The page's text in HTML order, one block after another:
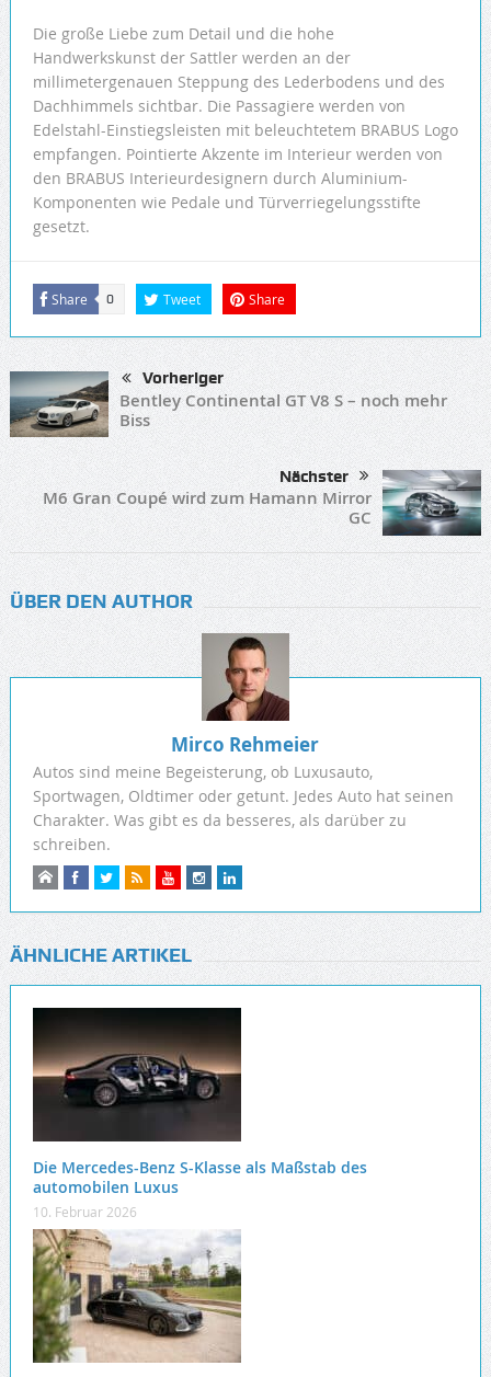
Die große Liebe zum Detail und die hohe
Handwerkskunst der Sattler werden an der
millimetergenauen Steppung des Lederbodens und des
Dachhimmels sichtbar. Die Passagiere werden von
Edelstahl-Einstiegsleisten mit beleuchtetem BRABUS Logo
empfangen. Pointierte Akzente im Interieur werden von
den BRABUS Interieurdesignern durch Aluminium-
Komponenten wie Pedale und Türverriegelungsstifte
gesetzt.
Share 0 Tweet Share
Vorheriger
Bentley Continental GT V8 S – noch mehr
Biss
Nächster
M6 Gran Coupé wird zum Hamann Mirror
GC
ÜBER DEN AUTHOR
Mirco Rehmeier
Autos sind meine Begeisterung, ob Luxusauto,
Sportwagen, Oldtimer oder getunt. Jedes Auto hat seinen
Charakter. Was gibt es da besseres, als darüber zu
schreiben.
ÄHNLICHE ARTIKEL
Die Mercedes-Benz S-Klasse als Maßstab des
automobilen Luxus
10. Februar 2026